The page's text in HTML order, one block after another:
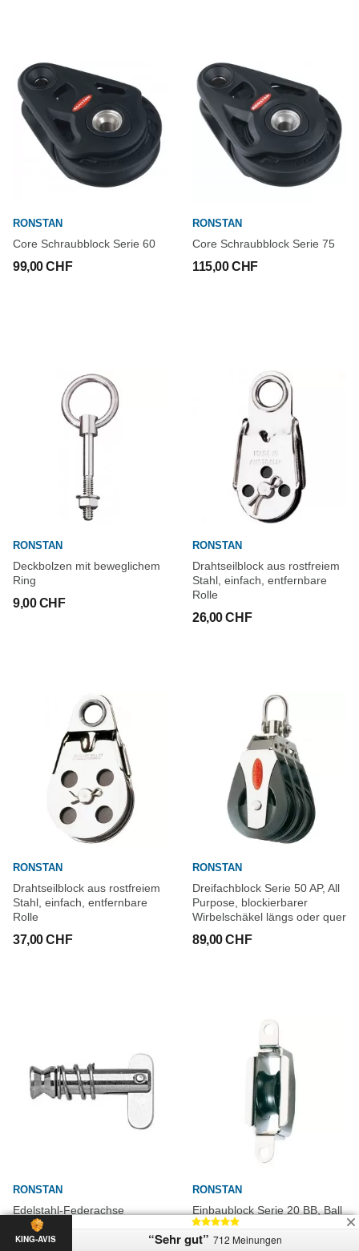
RONSTAN
Core Schraubblock Serie 60
99,00 CHF
RONSTAN
Core Schraubblock Serie 75
115,00 CHF
RONSTAN
Deckbolzen mit beweglichem
Ring
9,00 CHF
RONSTAN
Drahtseilblock aus rostfreiem
Stahl, einfach, entfernbare
Rolle
26,00 CHF
RONSTAN
Drahtseilblock aus rostfreiem
Stahl, einfach, entfernbare
Rolle
37,00 CHF
RONSTAN
Dreifachblock Serie 50 AP, All
Purpose, blockierbarer
Wirbelschäkel längs oder quer
89,00 CHF
RONSTAN
Edelstahl-Federachse
18,00 CHF
RONSTAN
Einbaublock Serie 20 BB, Ball
Bearing
27,00 CHF
KING-AVIS “Sehr gut” 712 Meinungen